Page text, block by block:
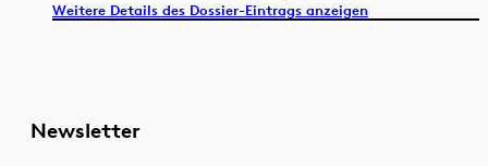
Weitere Details des Dossier-Eintrags anzeigen
Newsletter